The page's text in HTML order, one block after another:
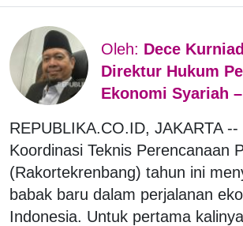
Oleh: Dece
Direktur Hukum
Ekonomi Syariah
REPUBLIKA.CO.ID, JAKARTA --
Koordinasi Teknis Perencanaan
(Rakortekrenbang) tahun ini
babak baru dalam perjalanan
Indonesia. Untuk pertama